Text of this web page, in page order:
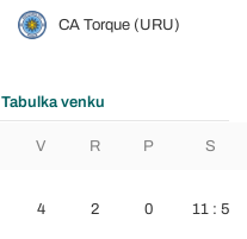
CA Torque (URU)
Tabulka venku
V R P S
4 2 0 11 : 5